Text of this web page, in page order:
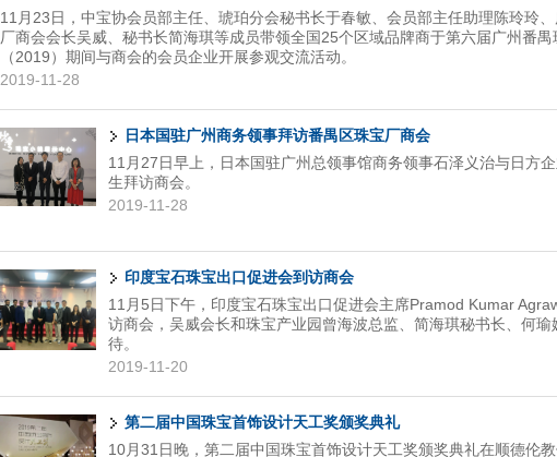
11月23日，中宝协会员部主任、琥珀分会秘书长于春敏、会员部主任助理陈玲玲
厂商会会长吴威、秘书长简海琪等成员带领全国25个区域品牌商于第六届广州番
（2019）期间与商会的会员企业开展参观交流活动。
2019-11-28
日本国驻广州商务领事拜访番禺区珠宝厂商会
11月27日早上，日本国驻广州总领事馆商务领事石泽义治与日方
生拜访商会。
2019-11-28
印度宝石珠宝出口促进会到访商会
11月5日下午，印度宝石珠宝出口促进会主席Pramod Kumar
访商会，吴威会长和珠宝产业园曾海波总监、简海琪秘书长、何瑜
待。
2019-11-20
第二届中国珠宝首饰设计天工奖颁奖典礼
10月31日晚，第二届中国珠宝首饰设计天工奖颁奖典礼在顺德伦